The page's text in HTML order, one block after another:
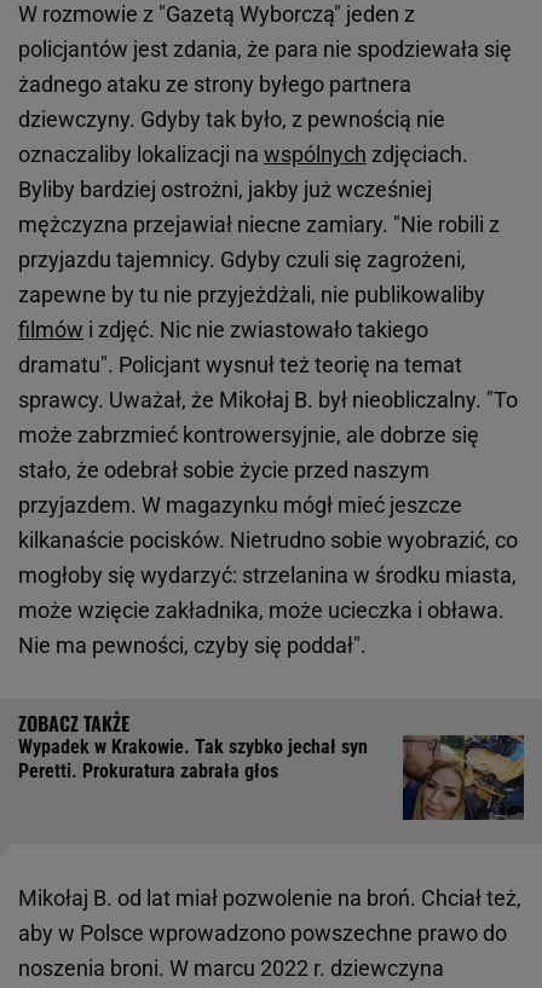
W rozmowie z "Gazetą Wyborczą" jeden z
policjantów jest zdania, że para nie spodziewała się
żadnego ataku ze strony byłego partnera
dziewczyny. Gdyby tak było, z pewnością nie
oznaczaliby lokalizacji na wspólnych zdjęciach.
Byliby bardziej ostrożni, jakby już wcześniej
mężczyzna przejawiał niecne zamiary. "Nie robili z
przyjazdu tajemnicy. Gdyby czuli się zagrożeni,
zapewne by tu nie przyjeżdżali, nie publikowaliby
filmów i zdjęć. Nic nie zwiastowało takiego
dramatu". Policjant wysnuł też teorię na temat
sprawcy. Uważał, że Mikołaj B. był nieobliczalny. "To
może zabrzmieć kontrowersyjnie, ale dobrze się
stało, że odebrał sobie życie przed naszym
przyjazdem. W magazynku mógł mieć jeszcze
kilkanaście pocisków. Nietrudno sobie wyobrazić, co
mogłoby się wydarzyć: strzelanina w środku miasta,
może wzięcie zakładnika, może ucieczka i obława.
Nie ma pewności, czyby się poddał".
Wypadek w Krakowie. Tak szybko jechał syn
Peretti. Prokuratura zabrała głos
Mikołaj B. od lat miał pozwolenie na broń. Chciał też,
aby w Polsce wprowadzono powszechne prawo do
noszenia broni. W marcu 2022 r. dziewczyna